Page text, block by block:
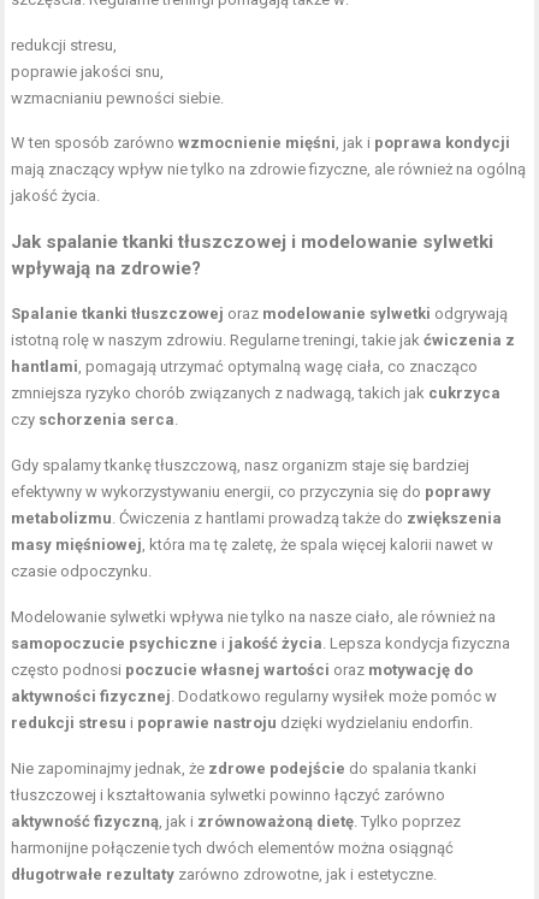
redukcji stresu,
poprawie jakości snu,
wzmacnianiu pewności siebie.
W ten sposób zarównowzmocnienie mięśni, jak i poprawa kondycji
mają znaczący wpływ nie tylko na zdrowie fizyczne, ale również na ogólną
jakość życia.
Jak spalanie tkanki tłuszczowej i modelowanie sylwetki
wpływają na zdrowie?
Spalanie tkanki tłuszczowej oraz modelowanie sylwetki odgrywają
istotną rolę w naszym zdrowiu. Regularne treningi, takie jakćwiczenia z
hantlami, pomagają utrzymać optymalną wagę ciała, co znacząco
zmniejsza ryzyko chorób związanych z nadwagą, takich jak cukrzyca
czy schorzenia serca.
Gdy spalamy tkankę tłuszczową, nasz organizm staje się bardziej
efektywny w wykorzystywaniu energii, co przyczynia się do poprawy
metabolizmu. Ćwiczenia z hantlami prowadzą także do zwiększenia
masy mięśniowej, która ma tę zaletę, że spala więcej kalorii nawet w
czasie odpoczynku.
Modelowanie sylwetki wpływa nie tylko na nasze ciało, ale również na
samopoczucie psychiczne i jakość życia. Lepsza kondycja fizyczna
często podnosi poczucie własnej wartości oraz motywację do
aktywności fizycznej. Dodatkowo regularny wysiłek może pomóc w
redukcji stresu i poprawie nastroju dzięki wydzielaniu endorfin.
Nie zapominajmy jednak, że zdrowe podejście do spalania tkanki
tłuszczowej i kształtowania sylwetki powinno łączyć zarówno
aktywność fizyczną, jak i zrównoważoną dietę. Tylko poprzez
harmonijne połączenie tych dwóch elementów można osiągnąć
długotrwałe rezultaty zarówno zdrowotne, jak i estetyczne.